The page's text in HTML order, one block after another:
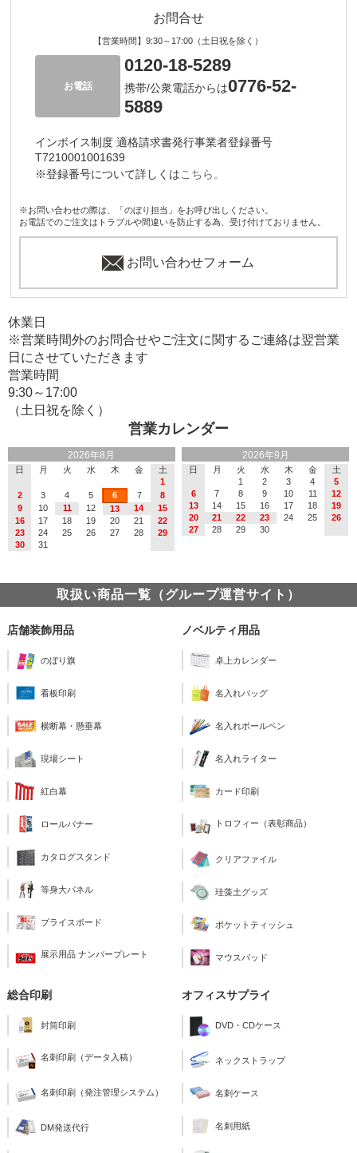
お問合せ
【営業時間】9:30～17:00（土日祝を除く）
お電話
0120-18-5289
携帯/公衆電話からは0776-52-
5889
インボイス制度 適格請求書発行事業者登録番号
T7210001001639
※登録番号について詳しくはこちら。
※お問い合わせの際は、「のぼり担当」をお呼び出しください。
お電話でのご注文はトラブルや間違いを防止する為、受け付けておりません。
お問い合わせフォーム
営業カレンダー
2026年8月
日 月 火 水 木 金
土
1
2
3 4 5 6 7
8
9
10 11 12 13 14
15
16
17 18 19 20 21
22
23
24 25 26 27 28
29
30
31
2026年9月
日 月 火 水 木 金
土
1
2 3 4
5
6
7 8 9 10 11
12
13
14 15 16 17 18
19
20
21 22 23 24 25
26
27
28 29 30
休業日
※営業時間外のお問合せやご注文に関するご連絡は翌営業
日にさせていただきます
営業時間
9:30～17:00
（土日祝を除く）
取扱い商品一覧（グループ運営サイト）
店舗装飾用品
のぼり旗
看板印刷
横断幕・懸垂幕
現場シート
紅白幕
ロールバナー
カタログスタンド
等身大パネル
プライスボード
展示用品 ナンバープレート
ノベルティ用品
卓上カレンダー
名入れバッグ
名入れボールペン
名入れライター
カード印刷
トロフィー（表彰商品）
クリアファイル
珪藻土グッズ
ポケットティッシュ
マウスパッド
総合印刷
封筒印刷
名刺印刷（データ入稿）
名刺印刷（発注管理システム）
DM発送代行
オフィスサプライ
DVD・CDケース
ネックストラップ
名刺ケース
名刺用紙